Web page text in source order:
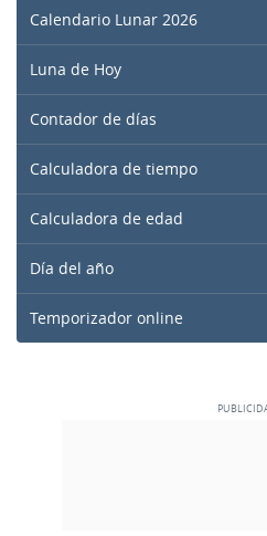
Calendario Lunar 2026
Luna de Hoy
Contador de días
Calculadora de tiempo
Calculadora de edad
Día del año
Temporizador online